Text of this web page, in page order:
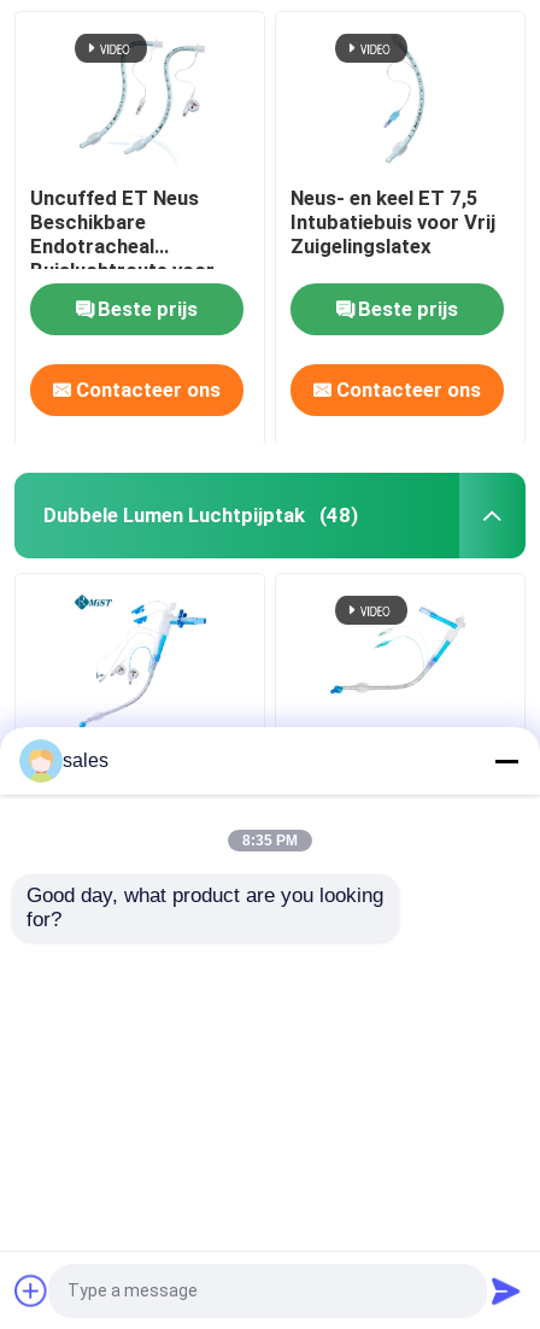
Uncuffed ET Neus
Beschikbare
Endotracheal
Buisluchtroute voor
Chirurgische OEM
Beste prijs
Contacteer ons
Neus- en keel ET 7,5
Intubatiebuis voor Vrij
Zuigelingslatex
Beste prijs
Contacteer ons
Dubbele Lumen Luchtpijptak (48)
Van het Lumencuffed
Tracheostomy van ICU
Fabriek.Copyright © 2026 Rmist (Tianjin) Medical
sales
8:35 PM
Good day, what product are you looking
for?